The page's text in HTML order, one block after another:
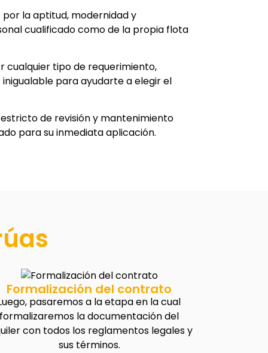
la aptitud, modernidad y
cualificado como de la propia flota
cualquier tipo de requerimiento,
para ayudarte a elegir el
de revisión y mantenimiento
para su inmediata aplicación.
Formalización del contrato
pasaremos a la etapa en la cual
formalizaremos la documentación del
con todos los reglamentos legales y
sus términos.